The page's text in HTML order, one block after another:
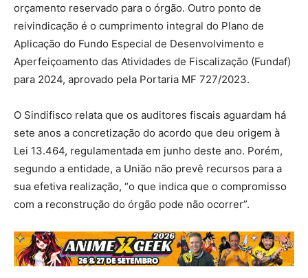
orçamento reservado para o órgão. Outro ponto de
reivindicação é o cumprimento integral do Plano de
Aplicação do Fundo Especial de Desenvolvimento e
Aperfeiçoamento das Atividades de Fiscalização (Fundaf)
para 2024, aprovado pela Portaria MF 727/2023.
O Sindifisco relata que os auditores fiscais aguardam há
sete anos a concretização do acordo que deu origem à
Lei 13.464, regulamentada em junho deste ano. Porém,
segundo a entidade, a União não prevê recursos para a
sua efetiva realização, “o que indica que o compromisso
com a reconstrução do órgão pode não ocorrer”.